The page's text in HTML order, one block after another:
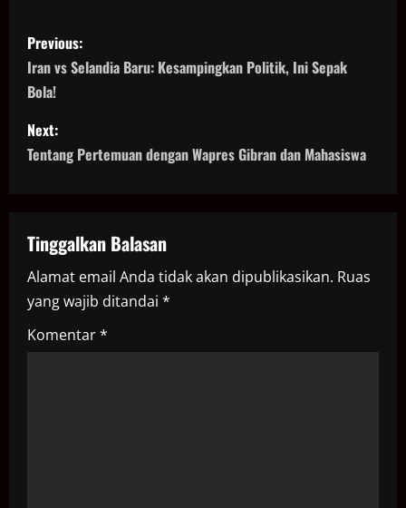
P
o
s
t
a
v
i
g
Previous:
Iran vs Selandia Baru: Kesampingkan Politik, Ini Sepak
Bola!
Next:
Tentang Pertemuan dengan Wapres Gibran dan Mahasiswa
Tinggalkan Balasan
Alamat email Anda tidak akan dipublikasikan. Ruas
yang wajib ditandai *
Komentar*